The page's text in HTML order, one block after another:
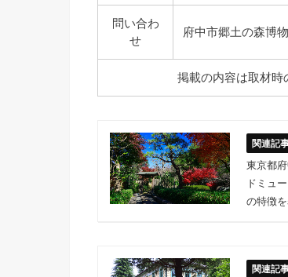
問い合わ
せ
府中市郷土の森博
掲載の内容は取材時
東京都
ドミュ
の特徴